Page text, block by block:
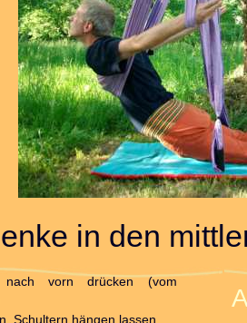
in den
vorn drücken (vom
Schultern hängen lassen